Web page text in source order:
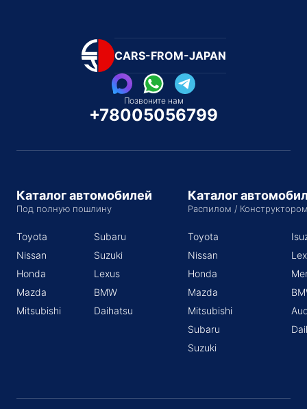
CARS-FROM-JAPAN
Позвоните нам
+78005056799
Каталог автомобилей
Под полную пошлину
Toyota
Nissan
Honda
Mazda
Mitsubishi
Subaru
Suzuki
Lexus
BMW
Daihatsu
Каталог
Распилом /
Toyota
Nissan
Honda
Mazda
Mitsubishi
Subaru
Suzuki